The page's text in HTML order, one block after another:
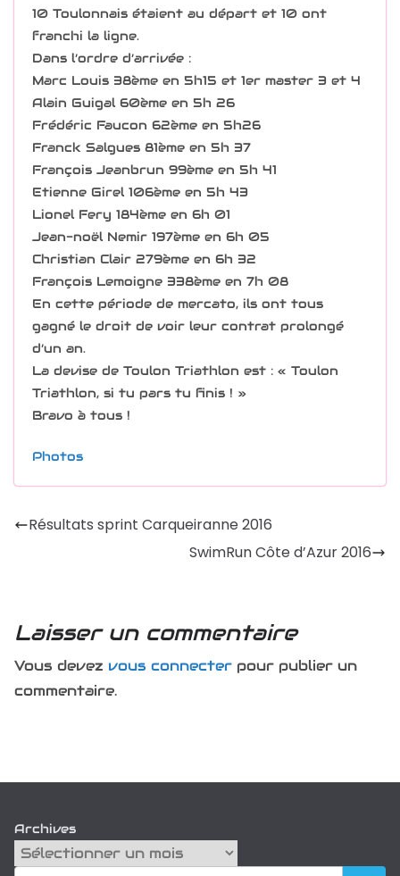
10 Toulonnais étaient au départ et 10 ont
franchi la ligne.
Dans l’ordre d’arrivée :
Marc Louis 38ème en 5h15 et 1er master 3 et 4
Alain Guigal 60ème en 5h 26
Frédéric Faucon 62ème en 5h26
Franck Salgues 81ème en 5h 37
François Jeanbrun 99ème en 5h 41
Etienne Girel 106ème en 5h 43
Lionel Fery 184ème en 6h 01
Jean-noël Nemir 197ème en 6h 05
Christian Clair 279ème en 6h 32
François Lemoigne 338ème en 7h 08
En cette période de mercato, ils ont tous
gagné le droit de voir leur contrat prolongé
d’un an.
La devise de Toulon Triathlon est : « Toulon
Triathlon, si tu pars tu finis ! »
Bravo à tous !
Photos
Résultats sprint Carqueiranne 2016
SwimRun Côte d’Azur 2016
Laisser un commentaire
Vous devez vous connecter pour publier un
commentaire.
Archives